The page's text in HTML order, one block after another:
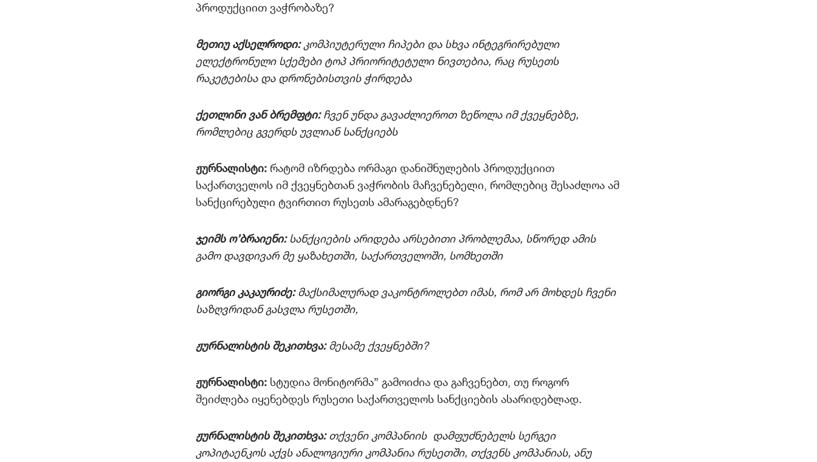
პროდუქციით ვაჭრობაზე?
მეთიუ აქსელროდი:კომპიუტერული ჩიპები და სხვა ინტეგრირებული
ელექტრონული სქემები ტოპ პრიორიტეტული ნივთებია, რაც რუსეთს
რაკეტებისა და დრონებისთვის ჭირდება
ქეთლინი ვან ბრემფტი:ჩვენ უნდა გავაძლიეროთ ზეწოლა იმ ქვეყნებზე,
რომლებიც გვერდს უვლიან სანქციებს
ჟურნალისტი: რატომ იზრდება ორმაგი დანიშნულების პროდუქციით
საქართველოს იმ ქვეყნებთან ვაჭრობის მაჩვენებელი, რომლებიც შესაძლოა ამ
სანქცირებული ტვირთით რუსეთს ამარაგებდნენ?
ჯეიმს ო’ბრაიენი:სანქციების არიდება არსებითი პრობლემაა, სწორედ ამის
გამო დავდივარ მე ყაზახეთში, საქართველოში, სომხეთში
გიორგი კაკაურიძე:მაქსიმალურად ვაკონტროლებთ იმას, რომ არ მოხდეს ჩვენი
საზღვრიდან გასვლა რუსეთში,
ჟურნალისტის შეკითხვა:მესამე ქვეყნებში?
ჟურნალისტი: სტუდია მონიტორმა” გამოიძია და გაჩვენებთ, თუ როგორ
შეიძლება იყენებდეს რუსეთი საქართველოს სანქციების ასარიდებლად.
ჟურნალისტის შეკითხვა:თქვენი კომპანიის დამფუძნებელს სერგეი
კოპიტაენკოს აქვს ანალოგიური კომპანია რუსეთში, თქვენს კომპანიას, ანუ